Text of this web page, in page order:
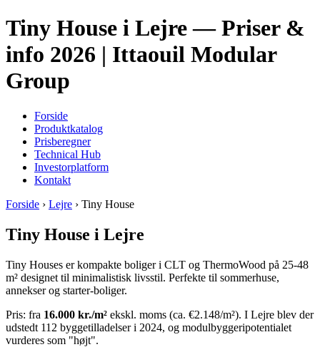
Tiny House i Lejre — Priser &
info 2026 | Ittaouil Modular
Group
Forside
Produktkatalog
Prisberegner
Technical Hub
Investorplatform
Kontakt
Forside › Lejre › Tiny House
Tiny House i Lejre
Tiny Houses er kompakte boliger i CLT og ThermoWood på 25-48
m² designet til minimalistisk livsstil. Perfekte til sommerhuse,
annekser og starter-boliger.
Pris: fra 16.000 kr./m² ekskl. moms (ca. €2.148/m²). I Lejre blev der
udstedt 112 byggetilladelser i 2024, og modulbyggeripotentialet
vurderes som "højt".